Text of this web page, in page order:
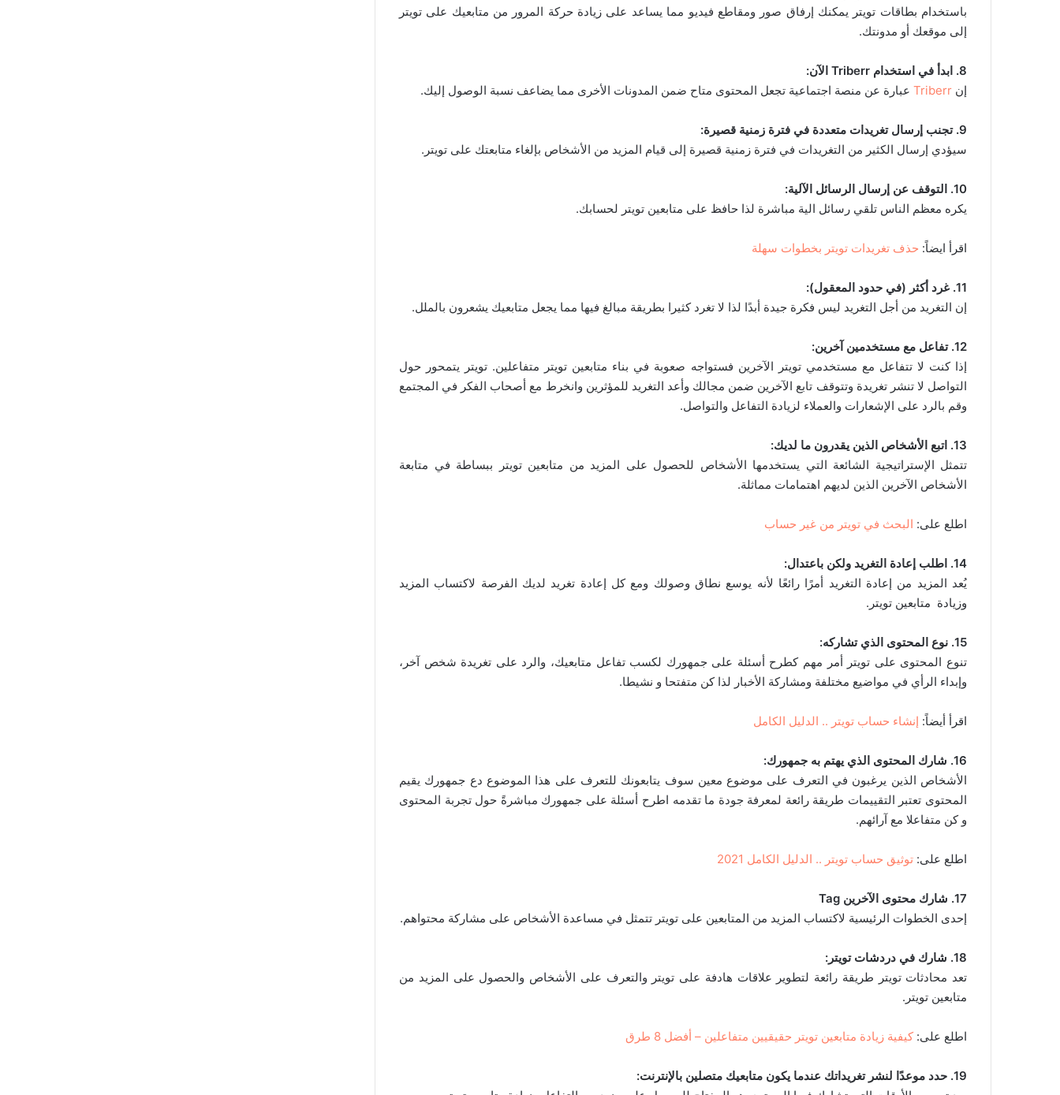
باستخدام بطاقات تويتر يمكنك إرفاق صور ومقاطع فيديو مما يساعد على زيادة حركة المرور من متابعيك على تويتر
إلى موقعك أو مدونتك.
8. ابدأ في استخدام Triberr الآن:
إن Triberr عبارة عن منصة اجتماعية تجعل المحتوى متاح ضمن المدونات الأخرى مما يضاعف نسبة الوصول إليك.
9. تجنب إرسال تغريدات متعددة في فترة زمنية قصيرة:
سيؤدي إرسال الكثير من التغريدات في فترة زمنية قصيرة إلى قيام المزيد من الأشخاص بإلغاء متابعتك على تويتر.
10. التوقف عن إرسال الرسائل الآلية:
يكره معظم الناس تلقي رسائل الية مباشرة لذا حافظ على متابعين تويتر لحسابك.
اقرأ ايضاً: حذف تغريدات تويتر بخطوات سهلة
11. غرد أكثر (في حدود المعقول):
إن التغريد من أجل التغريد ليس فكرة جيدة أبدًا لذا لا تغرد كثيرا بطريقة مبالغ فيها مما يجعل متابعيك يشعرون بالملل.
12. تفاعل مع مستخدمين آخرين:
إذا كنت لا تتفاعل مع مستخدمي تويتر الآخرين فستواجه صعوبة في بناء متابعين تويتر متفاعلين. تويتر يتمحور حول
التواصل لا تنشر تغريدة وتتوقف تابع الآخرين ضمن مجالك وأعد التغريد للمؤثرين وانخرط مع أصحاب الفكر في المجتمع
وقم بالرد على الإشعارات والعملاء لزيادة التفاعل والتواصل.
13. اتبع الأشخاص الذين يقدرون ما لديك:
تتمثل الإستراتيجية الشائعة التي يستخدمها الأشخاص للحصول على المزيد من متابعين تويتر ببساطة في متابعة
الأشخاص الآخرين الذين لديهم اهتمامات مماثلة.
اطلع على: البحث في تويتر من غير حساب
14. اطلب إعادة التغريد ولكن باعتدال:
يُعد المزيد من إعادة التغريد أمرًا رائعًا لأنه يوسع نطاق وصولك ومع كل إعادة تغريد لديك الفرصة لاكتساب المزيد
وزيادة متابعين تويتر.
15. نوع المحتوى الذي تشاركه:
تنوع المحتوى على تويتر أمر مهم كطرح أسئلة على جمهورك لكسب تفاعل متابعيك، والرد على تغريدة شخص آخر،
وإبداء الرأي في مواضيع مختلفة ومشاركة الأخبار لذا كن متفتحا و نشيطا.
اقرأ أيضاً: إنشاء حساب تويتر .. الدليل الكامل
16. شارك المحتوى الذي يهتم به جمهورك:
الأشخاص الذين يرغبون في التعرف على موضوع معين سوف يتابعونك للتعرف على هذا الموضوع دع جمهورك يقيم
المحتوى تعتبر التقييمات طريقة رائعة لمعرفة جودة ما تقدمه اطرح أسئلة على جمهورك مباشرةً حول تجربة المحتوى
و كن متفاعلا مع آرائهم.
اطلع على: توثيق حساب تويتر .. الدليل الكامل 2021
17. شارك محتوى الآخرين Tag
إحدى الخطوات الرئيسية لاكتساب المزيد من المتابعين على تويتر تتمثل في مساعدة الأشخاص على مشاركة محتواهم.
18. شارك في دردشات تويتر:
تعد محادثات تويتر طريقة رائعة لتطوير علاقات هادفة على تويتر والتعرف على الأشخاص والحصول على المزيد من
متابعين تويتر.
اطلع على: كيفية زيادة متابعين تويتر حقيقيين متفاعلين – أفضل 8 طرق
19. حدد موعدًا لنشر تغريداتك عندما يكون متابعيك متصلين بالإنترنت: